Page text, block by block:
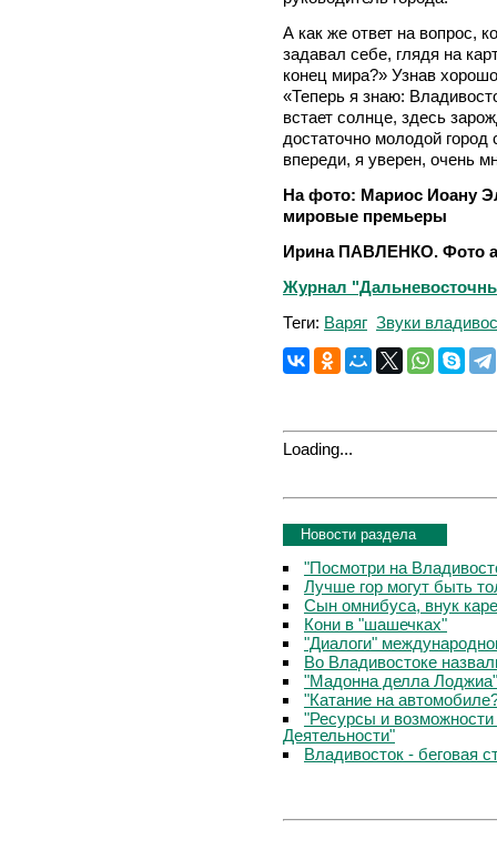
А как же ответ на вопрос,
задавал себе, глядя на
конец мира?» Узнав
«Теперь я знаю:
встает солнце, здесь
достаточно молодой город
впереди, я уверен, очень
На фото: Мариос Иоану
мировые премьеры
Ирина ПАВЛЕНКО. Фото
Журнал
Теги: Варяг Звуки
Loading...
Новости раздела
"Посмотри на
Лучше гор могут быть
Сын омнибуса, внук
Кони в "шашечках"
"Диалоги"
Во Владивостоке
"Мадонна делла
"Катание на
"Ресурсы и
Деятельности"
Владивосток - беговая